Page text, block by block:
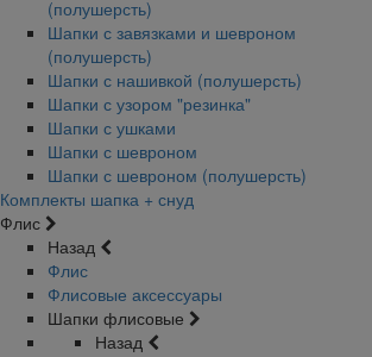
(полушерсть)
Шапки с завязками и шевроном
(полушерсть)
Шапки с нашивкой (полушерсть)
Шапки с узором "резинка"
Шапки с ушками
Шапки с шевроном
Шапки с шевроном (полушерсть)
Комплекты шапка + снуд
Флис
Назад
Флис
Флисовые аксессуары
Шапки флисовые
Назад